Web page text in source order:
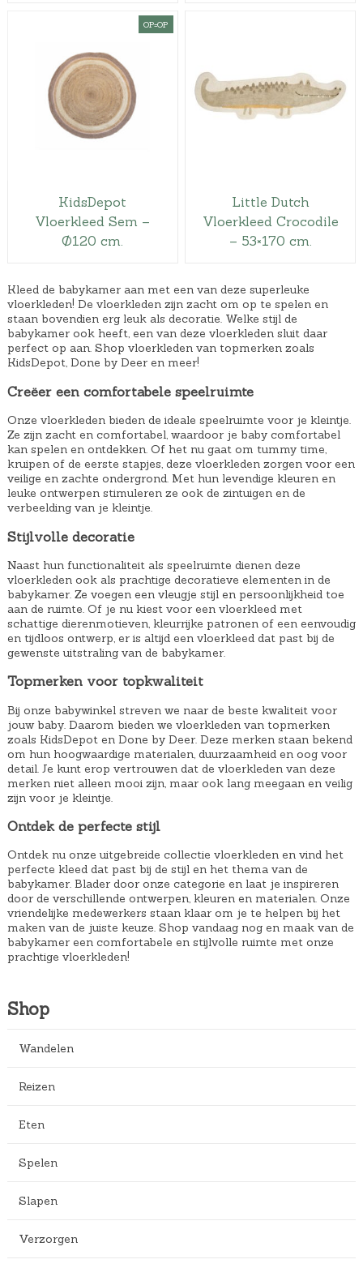
OP=OP
KidsDepot
Vloerkleed Sem –
Ø120 cm.
Little Dutch
Vloerkleed Crocodile
– 53×170 cm.
Kleed de babykamer aan met een van deze superleuke
vloerkleden! De vloerkleden zijn zacht om op te spelen en
staan bovendien erg leuk als decoratie. Welke stijl de
babykamer ook heeft, een van deze vloerkleden sluit daar
perfect op aan. Shop vloerkleden van topmerken zoals
KidsDepot, Done by Deer en meer!
Creëer een comfortabele speelruimte
Onze vloerkleden bieden de ideale speelruimte voor je kleintje.
Ze zijn zacht en comfortabel, waardoor je baby comfortabel
kan spelen en ontdekken. Of het nu gaat om tummy time,
kruipen of de eerste stapjes, deze vloerkleden zorgen voor een
veilige en zachte ondergrond. Met hun levendige kleuren en
leuke ontwerpen stimuleren ze ook de zintuigen en de
verbeelding van je kleintje.
Stijlvolle decoratie
Naast hun functionaliteit als speelruimte dienen deze
vloerkleden ook als prachtige decoratieve elementen in de
babykamer. Ze voegen een vleugje stijl en persoonlijkheid toe
aan de ruimte. Of je nu kiest voor een vloerkleed met
schattige dierenmotieven, kleurrijke patronen of een eenvoudig
en tijdloos ontwerp, er is altijd een vloerkleed dat past bij de
gewenste uitstraling van de babykamer.
Topmerken voor topkwaliteit
Bij onze babywinkel streven we naar de beste kwaliteit voor
jouw baby. Daarom bieden we vloerkleden van topmerken
zoals KidsDepot en Done by Deer. Deze merken staan bekend
om hun hoogwaardige materialen, duurzaamheid en oog voor
detail. Je kunt erop vertrouwen dat de vloerkleden van deze
merken niet alleen mooi zijn, maar ook lang meegaan en veilig
zijn voor je kleintje.
Ontdek de perfecte stijl
Ontdek nu onze uitgebreide collectie vloerkleden en vind het
perfecte kleed dat past bij de stijl en het thema van de
babykamer. Blader door onze categorie en laat je inspireren
door de verschillende ontwerpen, kleuren en materialen. Onze
vriendelijke medewerkers staan klaar om je te helpen bij het
maken van de juiste keuze. Shop vandaag nog en maak van de
babykamer een comfortabele en stijlvolle ruimte met onze
prachtige vloerkleden!
Shop
Wandelen
Reizen
Eten
Spelen
Slapen
Verzorgen